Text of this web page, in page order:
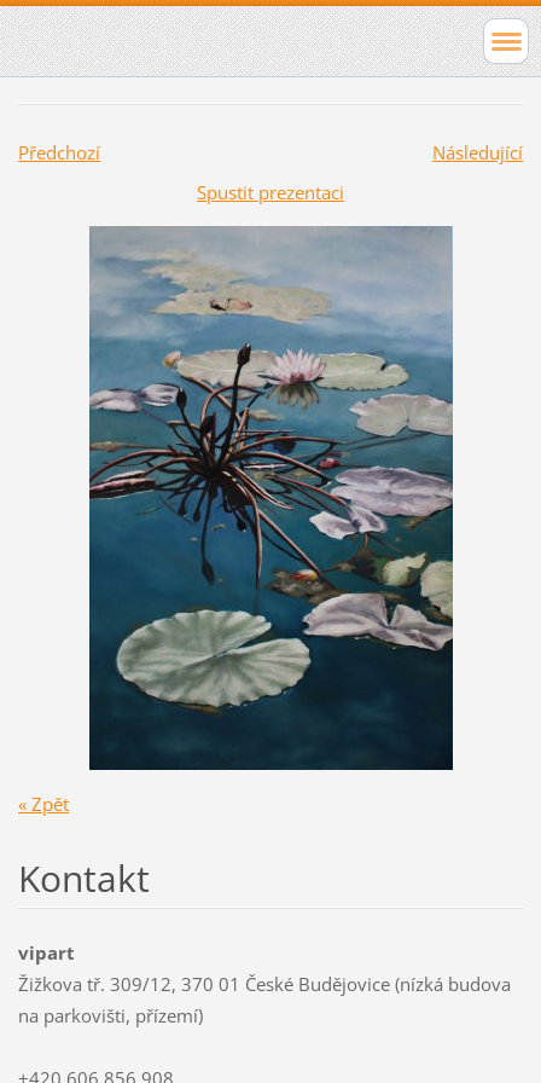
Předchozí
Následující
Spustit prezentaci
« Zpět
Kontakt
vipart
Žižkova tř. 309/12, 370 01 České Budějovice (nízká budova
na parkovišti, přízemí)
+420 606 856 908